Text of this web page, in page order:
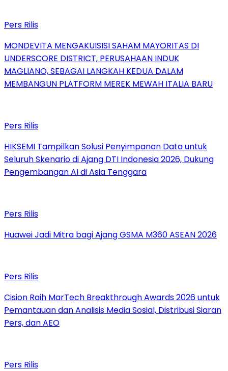
Pers Rilis
MONDEVITA MENGAKUISISI SAHAM MAYORITAS DI
UNDERSCORE DISTRICT, PERUSAHAAN INDUK
MAGLIANO, SEBAGAI LANGKAH KEDUA DALAM
MEMBANGUN PLATFORM MEREK MEWAH ITALIA BARU
Pers Rilis
HIKSEMI Tampilkan Solusi Penyimpanan Data untuk
Seluruh Skenario di Ajang DTI Indonesia 2026, Dukung
Pengembangan AI di Asia Tenggara
Pers Rilis
Huawei Jadi Mitra bagi Ajang GSMA M360 ASEAN 2026
Pers Rilis
Cision Raih MarTech Breakthrough Awards 2026 untuk
Pemantauan dan Analisis Media Sosial, Distribusi Siaran
Pers, dan AEO
Pers Rilis